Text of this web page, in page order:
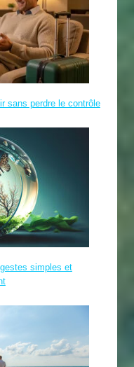
sans perdre le contrôle
simples et